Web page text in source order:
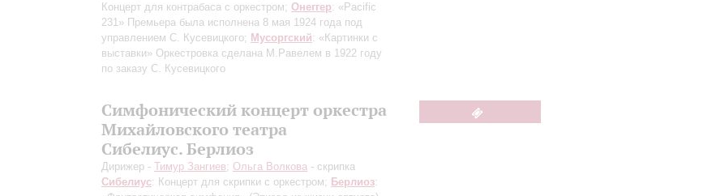
Концерт для контрабаса с оркестром; Онеггер: «Pacific
231» Премьера была исполнена 8 мая 1924 года под
управлением С. Кусевицкого; Мусоргский: «Картинки с
выставки» Оркестровка сделана М.Равелем в 1922 году
по заказу С. Кусевицкого
Симфонический концерт оркестра
Михайловского театра
Сибелиус. Берлиоз
Дирижер - Тимур Зангиев; Ольга Волкова - скрипка
Сибелиус: Концерт для скрипки с оркестром; Берлиоз: